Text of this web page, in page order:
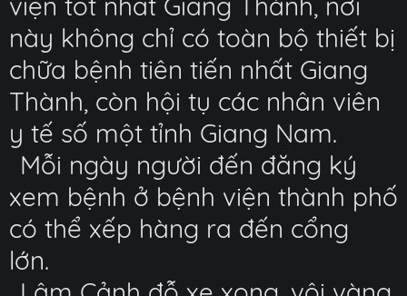
này không chỉ có toàn bộ thiết bị
chữa bệnh tiên tiến nhất Giang
Thành, còn hội tụ các nhân viên
y tế số một tỉnh Giang Nam.
Mỗi ngày người đến đăng ký
xem bệnh ở bệnh viện thành phố
có thể xếp hàng ra đến cổng
lớn.